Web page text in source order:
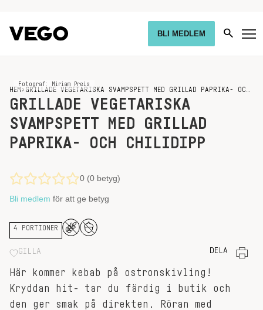
BLI MEDLEM
HEM ›
Fotograf: Miriam Preis
GRILLADE VEGETARISKA
SVAMPSPETT MED GRILLAD
PAPRIKA- OCH CHILIDIPP
0 (0 betyg)
Bli medlem för att ge betyg
4 PORTIONER
GILLA DELA
Här kommer kebab på ostronskivling!
Kryddan hit- tar du färdig i butik och
den ger smak på direkten. Röran med